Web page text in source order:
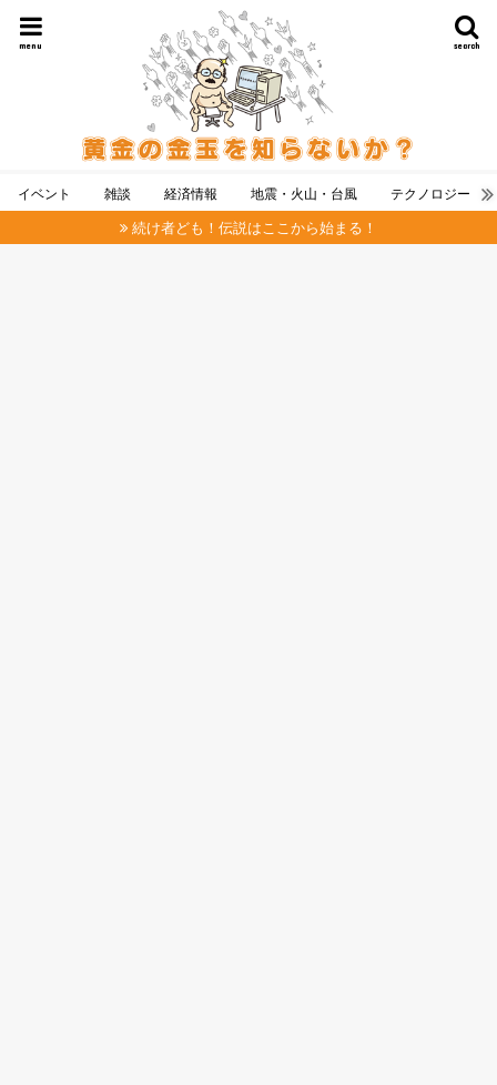
search
menu
イベント 雑談 経済情報 地震・火山・台風 テクノロジー
続け者ども！伝説はここから始まる！